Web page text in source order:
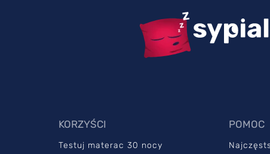
KORZYŚCI
Testuj materac 30 nocy
POMOC